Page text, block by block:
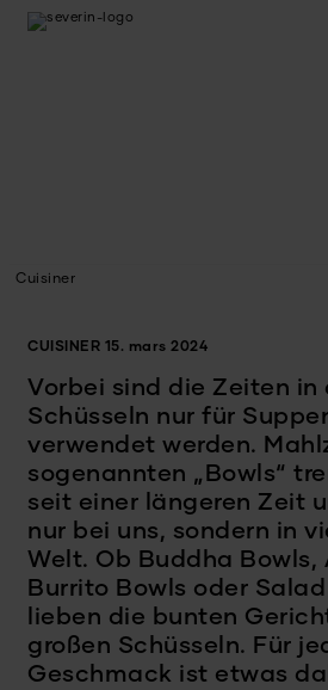
Cuisiner
CUISINER 15. mars 2024
Vorbei sind die Zeiten in
Schüsseln nur für
verwendet werden.
sogenannten „Bowls“
seit einer längeren Zeit
nur bei uns, sondern in
Welt. Ob Buddha Bowls,
Burrito Bowls oder
lieben die bunten
großen Schüsseln. Für
Geschmack ist etwas